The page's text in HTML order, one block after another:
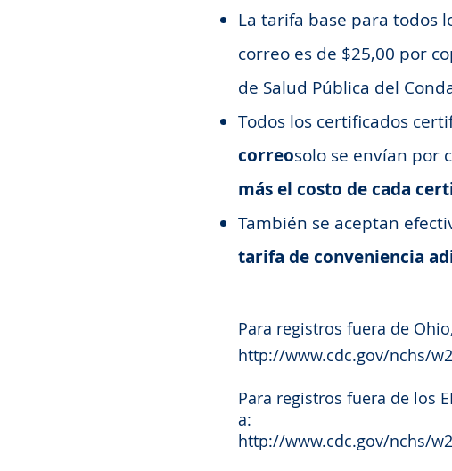
La tarifa base para todos
correo es de $25,00 por
de Salud Pública del
Todos los certificados
correosolo se envían por
más el costo de cada
También se aceptan
tarifa de conveniencia
Para registros fuera de
http://www.cdc.gov/nchs/
Para registros fuera de los
a:
http://www.cdc.gov/nchs/